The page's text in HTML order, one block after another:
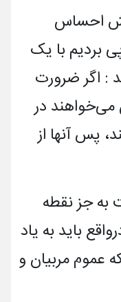
احساس
بردیم با یک
: اگر ضرورت
می‌خواهند در
پس آنها از
جز نقطه
باید به یاد
عموم مربیان و